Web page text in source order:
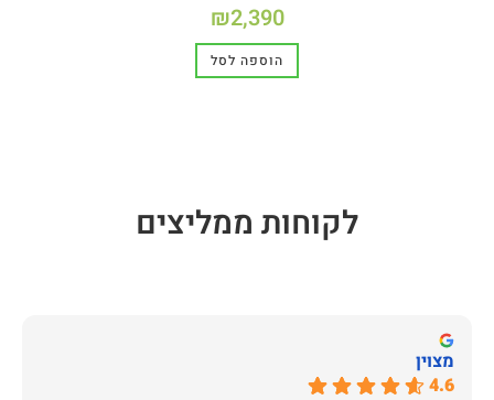
₪2,390
הוספה לסל
לקוחות ממליצים
מצוין
4.6